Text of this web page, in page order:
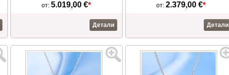
от:5.019,00 €*
Детали
от: 2.379,00 €*
Детали